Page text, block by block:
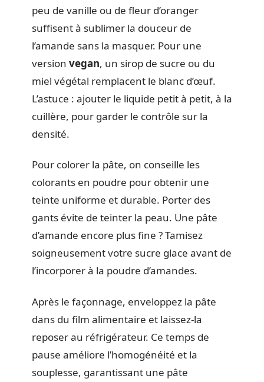
peu de vanille ou de fleur d’oranger
suffisent à sublimer la douceur de
l’amande sans la masquer. Pour une
version vegan, un sirop de sucre ou du
miel végétal remplacent le blanc d’œuf.
L’astuce : ajouter le liquide petit à petit, à la
cuillère, pour garder le contrôle sur la
densité.
Pour colorer la pâte, on conseille les
colorants en poudre pour obtenir une
teinte uniforme et durable. Porter des
gants évite de teinter la peau. Une pâte
d’amande encore plus fine ? Tamisez
soigneusement votre sucre glace avant de
l’incorporer à la poudre d’amandes.
Après le façonnage, enveloppez la pâte
dans du film alimentaire et laissez-la
reposer au réfrigérateur. Ce temps de
pause améliore l’homogénéité et la
souplesse, garantissant une pâte